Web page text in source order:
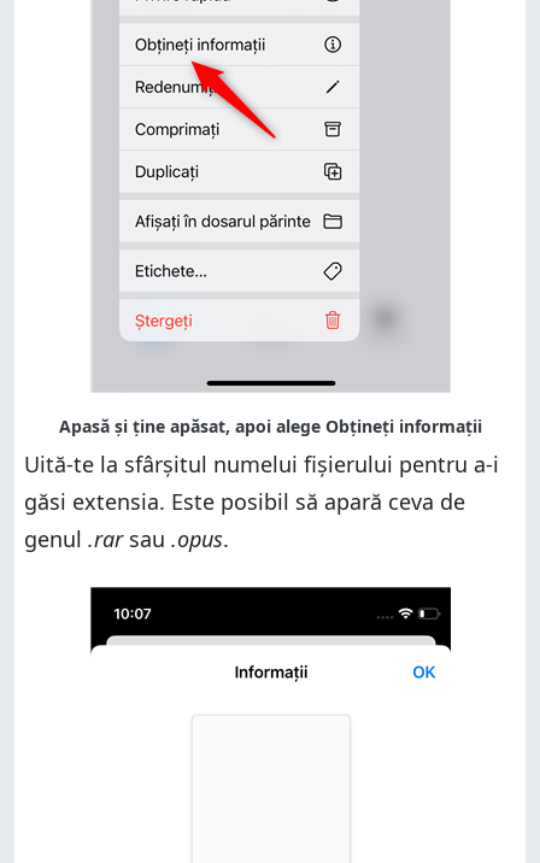
Uită-te la sfârșitul numelui fișierului pentru a-i
găsi extensia. Este posibil să apară ceva de
genul .rarsau .opus.